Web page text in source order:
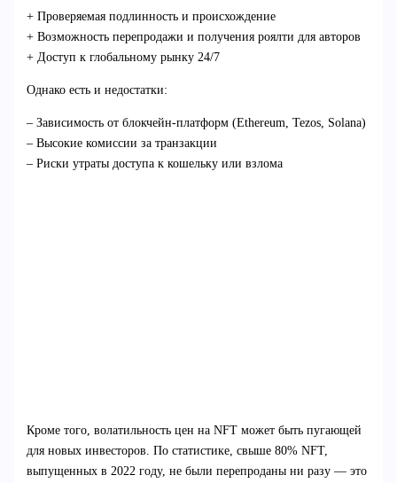
+ Проверяемая подлинность и происхождение
+ Возможность перепродажи и получения роялти для авторов
+ Доступ к глобальному рынку 24/7
Однако есть и недостатки:
– Зависимость от блокчейн-платформ (Ethereum, Tezos, Solana)
– Высокие комиссии за транзакции
– Риски утраты доступа к кошельку или взлома
Кроме того, волатильность цен на NFT может быть пугающей
для новых инвесторов. По статистике, свыше 80% NFT,
выпущенных в 2022 году, не были перепроданы ни разу — это